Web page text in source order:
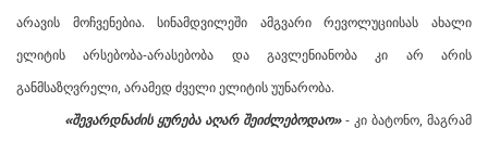
არავის მოჩვენებია. სინამდვილეში ამგვარი რევოლუციისას ახალი
ელიტის არსებობა-არასებობა და გავლენიანობა კი არ არის
განმსაზღვრელი, არამედ ძველი ელიტის უუნარობა.
«შევარდნაძის ყურება აღარ შეიძლებოდაო»- კი ბატონო, მაგრამ